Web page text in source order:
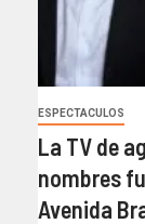
ESPECTACULOS
La TV de
nombres
Avenida